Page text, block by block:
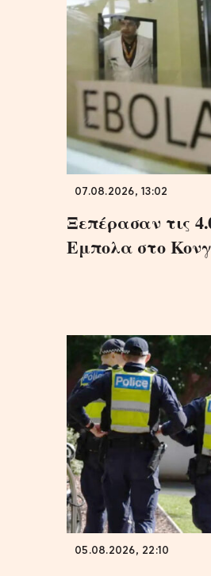
07.08.2026, 13:02
Ξεπέρασαν τις
Εμπολα στο
05.08.2026, 22:10